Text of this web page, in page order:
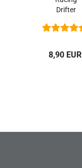
Drifter
DS-F5
Reifen
8,90 EUR